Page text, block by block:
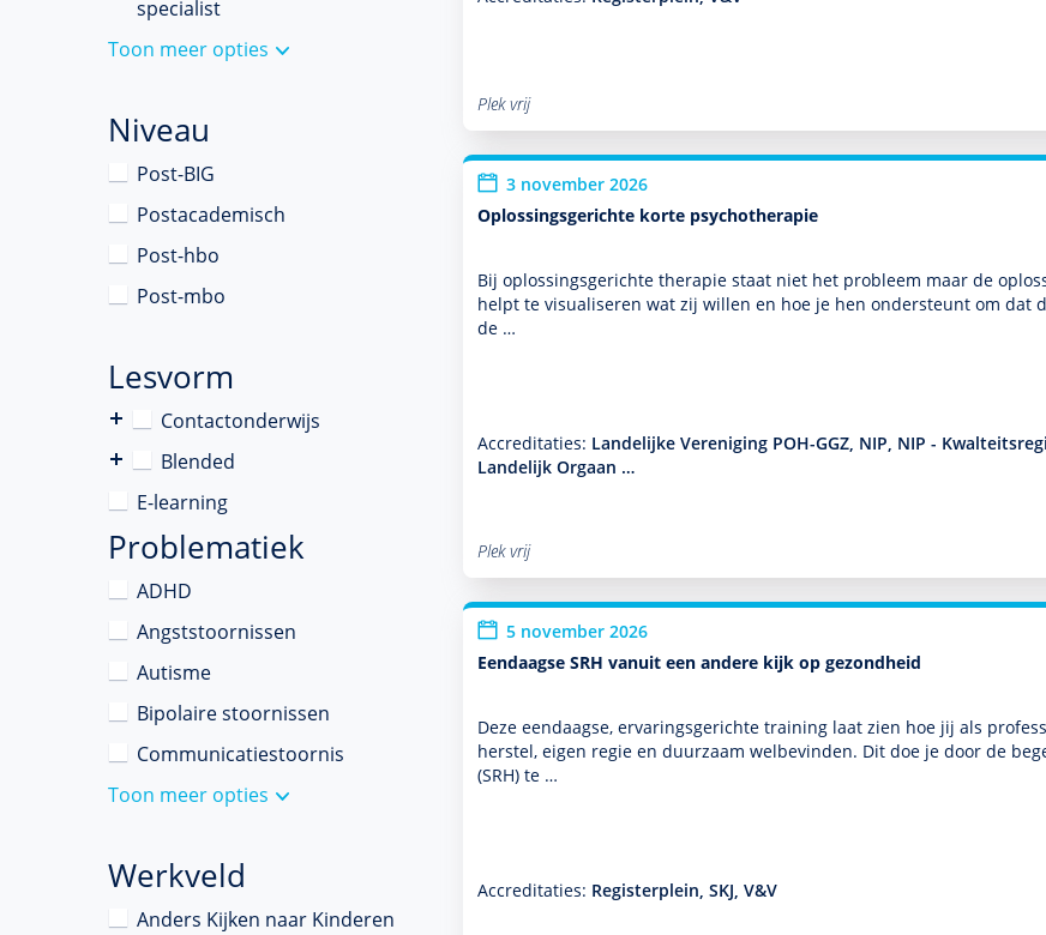
specialist
Toon meer opties
Niveau
Post-BIG
Postacademisch
Post-hbo
Post-mbo
Lesvorm
Contactonderwijs
Blended
E-learning
Problematiek
ADHD
Angststoornissen
Autisme
Bipolaire stoornissen
Communicatiestoornis
Toon meer opties
Werkveld
Anders Kijken naar Kinderen
Plek vrij
3 november 2026
Oplossingsgerichte korte psychotherapie
Bij oplos­sings­gerichte thera­pie staat niet het probleem maar de
helpt te visualiseren wat zij willen en hoe je hen onder­steunt om dat
de …
Accreditaties: Landelijke Vereniging POH-GGZ, NIP, NIP -
Landelijk Orgaan …
Plek vrij
5 november 2026
Eendaagse SRH vanuit een andere kijk op gezondheid
Deze eendaagse, ervaringsgerichte training laat zien hoe jij als
herstel, eigen regie en duurzaam welbevinden. Dit doe je door de
(SRH) te …
Accreditaties: Registerplein, SKJ, V&V